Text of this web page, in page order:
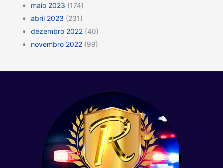
maio 2023 (174)
abril 2023 (231)
dezembro 2022 (40)
novembro 2022 (99)